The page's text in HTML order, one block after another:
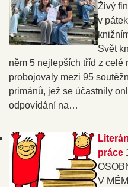
Živý
v
Svět
něm 5 nejlepších tříd z celé
probojovaly mezi 95
primánů, jež se účastnily
odpovídání na…
práce
V